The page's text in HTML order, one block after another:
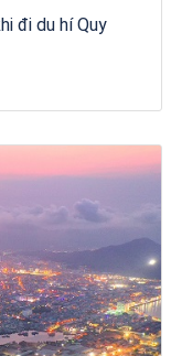
đi du hí Quy